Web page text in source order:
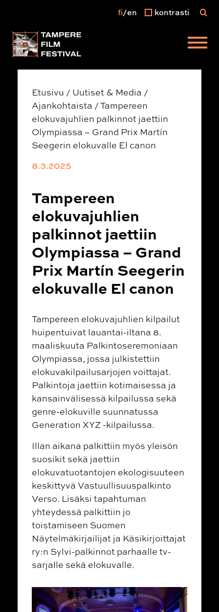
Päävalikko
fi en kontrasti
Etusivu / Uutiset & Media /
Ajankohtaista /Tampereen
elokuvajuhlien palkinnot jaettiin
Olympiassa – Grand Prix Martín
Seegerin elokuvalle El canon
8.3.2025
Tampereen
elokuvajuhlien
palkinnot jaettiin
Olympiassa – Grand
Prix Martín Seegerin
elokuvalle El canon
Tampereen elokuvajuhlien kilpailut
huipentuivat lauantai-iltana 8.
maaliskuuta Palkintoseremoniaan
Olympiassa, jossa julkistettiin
elokuvakilpailusarjojen voittajat.
Palkintoja jaettiin kotimaisessa ja
kansainvälisessä kilpailussa sekä
genre-elokuville suunnatussa
Generation XYZ -kilpailussa.
Illan aikana palkittiin myös yleisön
suosikit sekä jaettiin
elokuvatuotantojen ekologisuuteen
keskittyvä Vastuullisuuspalkinto
Verso. Lisäksi tapahtuman
yhteydessä palkittiin jo
toistamiseen Suomen
Näytelmäkirjailijat ja Käsikirjoittajat
ry:n Sylvi-palkinnot parhaalle tv-
sarjalle sekä elokuvalle.